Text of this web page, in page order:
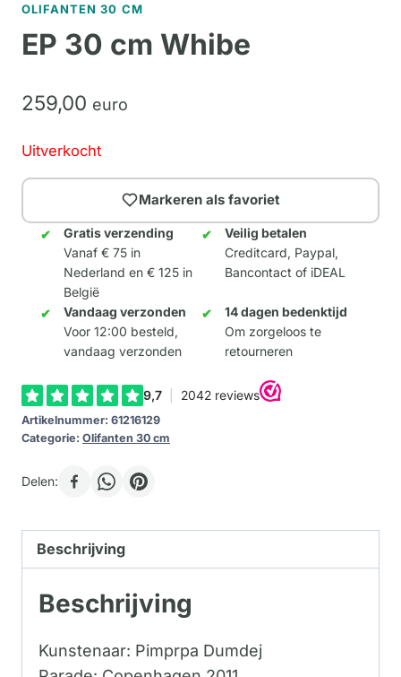
OLIFANTEN 30 CM
EP 30 cm Whibe
259,00 euro
Uitverkocht
Markeren als favoriet
Gratis verzending
Vanaf € 75 in
Nederland en € 125 in
België
Veilig betalen
Creditcard, Paypal,
Bancontact of iDEAL
Vandaag verzonden
Voor 12:00 besteld,
vandaag verzonden
14 dagen bedenktijd
Om zorgeloos te
retourneren
Artikelnummer: 61216129
Categorie: Olifanten 30 cm
Delen:
Beschrijving
Beschrijving
Kunstenaar: Pimprpa Dumdej